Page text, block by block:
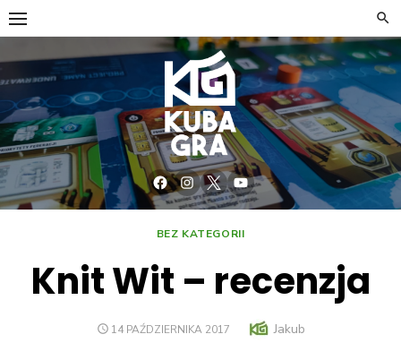
Skip
to
content
Facebook
Instagram
TwitterYouTube
BEZ KATEGORII
Knit Wit – recenzja
POSTED
14 PAŹDZIERNIKA 2017 Author
Jakub